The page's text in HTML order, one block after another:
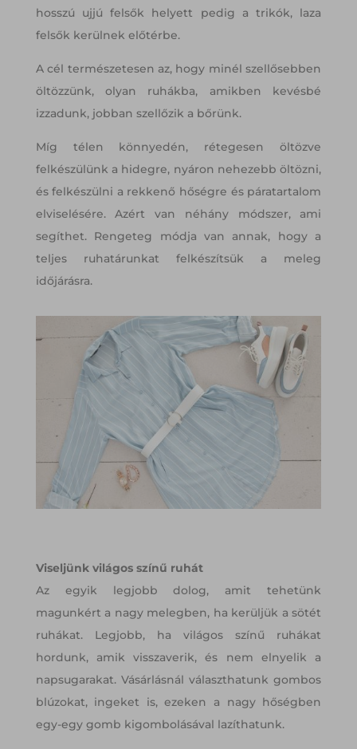
hosszú ujjú felsők helyett pedig a trikók, laza
felsők kerülnek előtérbe.
A cél természetesen az, hogy minél szellősebben
öltözzünk, olyan ruhákba, amikben kevésbé
izzadunk, jobban szellőzik a bőrünk.
Míg télen könnyedén, rétegesen öltözve
felkészülünk a hidegre, nyáron nehezebb öltözni,
és felkészülni a rekkenő hőségre és páratartalom
elviselésére. Azért van néhány módszer, ami
segíthet. Rengeteg módja van annak, hogy a
teljes ruhatárunkat felkészítsük a meleg
időjárásra.
Viseljünk világos színű ruhát
Az egyik legjobb dolog, amit tehetünk
magunkért a nagy melegben, ha kerüljük a sötét
ruhákat. Legjobb, ha világos színű ruhákat
hordunk, amik visszaverik, és nem elnyelik a
napsugarakat. Vásárlásnál választhatunk gombos
blúzokat, ingeket is, ezeken a nagy hőségben
egy-egy gomb kigombolásával lazíthatunk.